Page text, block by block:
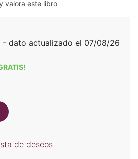
valora este libro
- dato actualizado el 07/08/26
de deseos